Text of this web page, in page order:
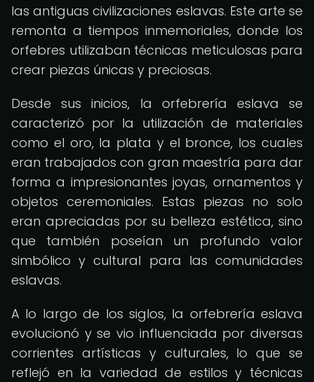
las antiguas civilizaciones eslavas. Este arte se
remonta a tiempos inmemoriales, donde los
orfebres utilizaban técnicas meticulosas para
crear piezas únicas y preciosas.
Desde sus inicios, la orfebrería eslava se
caracterizó por la utilización de materiales
como el oro, la plata y el bronce, los cuales
eran trabajados con gran maestría para dar
forma a impresionantes joyas, ornamentos y
objetos ceremoniales. Estas piezas no solo
eran apreciadas por su belleza estética, sino
que también poseían un profundo valor
simbólico y cultural para las comunidades
eslavas.
A lo largo de los siglos, la orfebrería eslava
evolucionó y se vio influenciada por diversas
corrientes artísticas y culturales, lo que se
reflejó en la variedad de estilos y técnicas